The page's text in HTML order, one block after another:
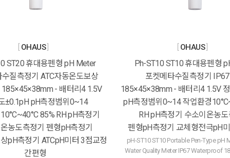
OHAUS
ST20 휴대용펜형 pH Meter
질측정기 ATC자동온도보상
- 배터리4 1.5V
±0.1pH pH측정범위0~14
85% RH pH측정기
농도측정기 펜형pH측정기
pH측정기 ATCpH미터 3점교정
간편형
OHAUS
Ph-ST10 ST10 휴대용펜형
포켓메타수질측정기
185×45×38mm - 배터리4 1.5V
pH측정범위0~14 작업환경
RH pH측정기 수소이온농
펜형pH측정기 교체형전극pH
pH-ST10 ST10 Portable Pen-Type pH
Water Quality Meter IP67 Waterproof